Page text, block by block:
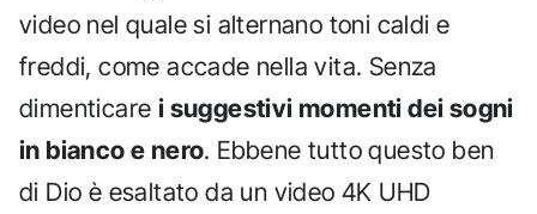
video nel quale si alternano toni caldi e
freddi, come accade nella vita. Senza
dimenticare i suggestivi momenti dei sogni
in bianco e nero. Ebbene tutto questo ben
di Dio è esaltato da un video 4K UHD